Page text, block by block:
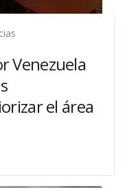
Venezuela
el área